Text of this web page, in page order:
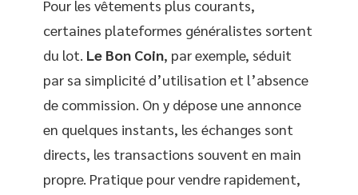
Pour les vêtements plus courants,
certaines plateformes généralistes sortent
du lot. Le Bon Coin, par exemple, séduit
par sa simplicité d’utilisation et l’absence
de commission. On y dépose une annonce
en quelques instants, les échanges sont
directs, les transactions souvent en main
propre. Pratique pour vendre rapidement,